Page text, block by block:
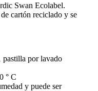
Swan Ecolabel.
cartón reciclado y se
pastilla por lavado
° C
y puede ser